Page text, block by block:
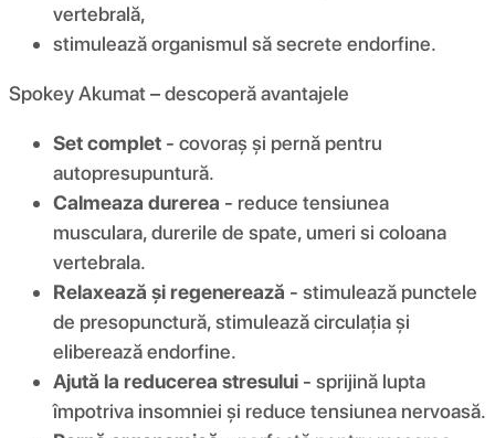
vertebrală,
stimulează organismul să secrete endorfine.
Spokey Akumat – descoperă avantajele
Set complet - covoraș și pernă pentru
autopresupuntură.
Calmeaza durerea - reduce tensiunea
musculara, durerile de spate, umeri si coloana
vertebrala.
Relaxează și regenerează - stimulează punctele
de presopunctură, stimulează circulația și
eliberează endorfine.
Ajută la reducerea stresului - sprijină lupta
împotriva insomniei și reduce tensiunea nervoasă.